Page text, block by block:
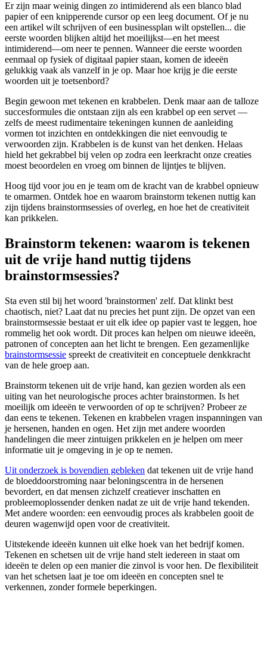
Er zijn maar weinig dingen zo intimiderend als een blanco blad
papier of een knipperende cursor op een leeg document. Of je nu
een artikel wilt schrijven of een businessplan wilt opstellen... die
eerste woorden blijken altijd het moeilijkst—en het meest
intimiderend—om neer te pennen. Wanneer die eerste woorden
eenmaal op fysiek of digitaal papier staan, komen de ideeën
gelukkig vaak als vanzelf in je op. Maar hoe krijg je die eerste
woorden uit je toetsenbord?
Begin gewoon met tekenen en krabbelen. Denk maar aan de talloze
succesformules die ontstaan zijn als een krabbel op een servet —
zelfs de meest rudimentaire tekeningen kunnen de aanleiding
vormen tot inzichten en ontdekkingen die niet eenvoudig te
verwoorden zijn. Krabbelen is de kunst van het denken. Helaas
hield het gekrabbel bij velen op zodra een leerkracht onze creaties
moest beoordelen en vroeg om binnen de lijntjes te blijven.
Hoog tijd voor jou en je team om de kracht van de krabbel opnieuw
te omarmen. Ontdek hoe en waarom brainstorm tekenen nuttig kan
zijn tijdens brainstormsessies of overleg, en hoe het de creativiteit
kan prikkelen.
Brainstorm tekenen: waarom is tekenen
uit de vrije hand nuttig tijdens
brainstormsessies?
Sta even stil bij het woord 'brainstormen' zelf. Dat klinkt best
chaotisch, niet? Laat dat nu precies het punt zijn. De opzet van een
brainstormsessie bestaat er uit elk idee op papier vast te leggen, hoe
rommelig het ook wordt. Dit proces kan helpen om nieuwe ideeën,
patronen of concepten aan het licht te brengen. Een gezamenlijke
brainstormsessie spreekt de creativiteit en conceptuele denkkracht
van de hele groep aan.
Brainstorm tekenen uit de vrije hand, kan gezien worden als een
uiting van het neurologische proces achter brainstormen. Is het
moeilijk om ideeën te verwoorden of op te schrijven? Probeer ze
dan eens te tekenen. Tekenen en krabbelen vragen inspanningen van
je hersenen, handen en ogen. Het zijn met andere woorden
handelingen die meer zintuigen prikkelen en je helpen om meer
informatie uit je omgeving in je op te nemen.
Uit onderzoek is bovendien gebleken dat tekenen uit de vrije hand
de bloeddoorstroming naar beloningscentra in de hersenen
bevordert, en dat mensen zichzelf creatiever inschatten en
probleemoplossender denken nadat ze uit de vrije hand tekenden.
Met andere woorden: een eenvoudig proces als krabbelen gooit de
deuren wagenwijd open voor de creativiteit.
Uitstekende ideeën kunnen uit elke hoek van het bedrijf komen.
Tekenen en schetsen uit de vrije hand stelt iedereen in staat om
ideeën te delen op een manier die zinvol is voor hen. De flexibiliteit
van het schetsen laat je toe om ideeën en concepten snel te
verkennen, zonder formele beperkingen.